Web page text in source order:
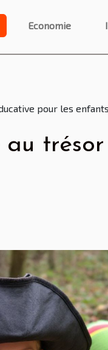
Economie
pour les enfants
au